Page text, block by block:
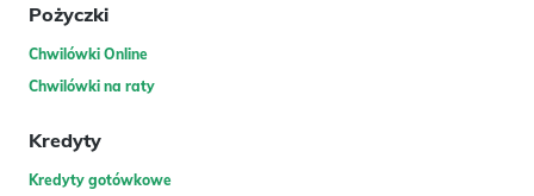
Pożyczki
Chwilówki Online
Chwilówki na raty
Kredyty
Kredyty gotówkowe